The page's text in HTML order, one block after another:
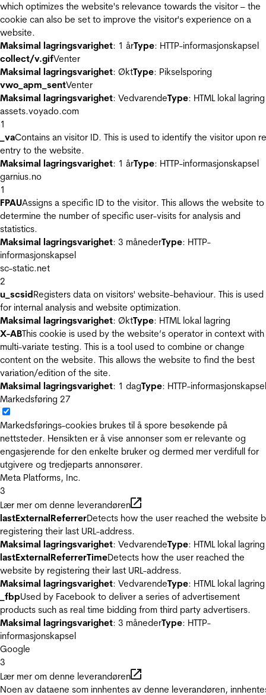
which optimizes the website's relevance towards the visitor – the
cookie can also be set to improve the visitor's experience on a
website.
Maksimal lagringsvarighet: 1 årType: HTTP-informasjonskapsel
collect/v.gifVenter
Maksimal lagringsvarighet: ØktType: Pikselsporing
vwo_apm_sentVenter
Maksimal lagringsvarighet: VedvarendeType: HTML lokal lagring
assets.voyado.com
1
_vaContains an visitor ID. This is used to identify the visitor upon
entry to the website.
Maksimal lagringsvarighet: 1 årType: HTTP-informasjonskapsel
garnius.no
1
FPAUAssigns a specific ID to the visitor. This allows the website to
determine the number of specific user-visits for analysis and
statistics.
Maksimal lagringsvarighet: 3 månederType: HTTP-
informasjonskapsel
sc-static.net
2
u_scsidRegisters data on visitors' website-behaviour. This is used
for internal analysis and website optimization.
Maksimal lagringsvarighet: ØktType: HTML lokal lagring
X-ABThis cookie is used by the website’s operator in context with
multi-variate testing. This is a tool used to combine or change
content on the website. This allows the website to find the best
variation/edition of the site.
Maksimal lagringsvarighet: 1 dagType: HTTP-informasjonskapsel
Markedsføring 27
Markedsførings-cookies brukes til å spore besøkende på
nettsteder. Hensikten er å vise annonser som er relevante og
engasjerende for den enkelte bruker og dermed mer verdifull for
utgivere og tredjeparts annonsører.
Meta Platforms, Inc.
3
Lær mer om denne leverandøren
lastExternalReferrerDetects how the user reached the website
registering their last URL-address.
Maksimal lagringsvarighet: VedvarendeType: HTML lokal lagring
lastExternalReferrerTimeDetects how the user reached the
website by registering their last URL-address.
Maksimal lagringsvarighet: VedvarendeType: HTML lokal lagring
_fbpUsed by Facebook to deliver a series of advertisement
products such as real time bidding from third party advertisers.
Maksimal lagringsvarighet: 3 månederType: HTTP-
informasjonskapsel
Google
3
Lær mer om denne leverandøren
Noen av dataene som innhentes av denne leverandøren,